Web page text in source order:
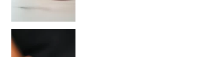
= BESSER?
Falsch gedacht!
W